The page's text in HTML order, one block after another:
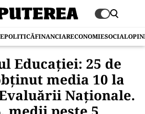
POLITICĂFINANCIARECONOMIESOCIAL
Educaţiei: 25 de
media 10 la
Naţionale.